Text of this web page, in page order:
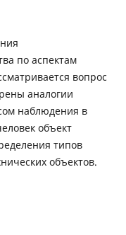
по аспектам
вопрос
аналогии
наблюдения в
объект
типов
объектов.